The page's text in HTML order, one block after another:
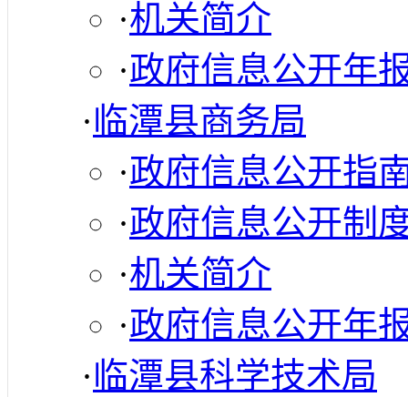
·机关简介
·政府信息公开年
·临潭县商务局
·政府信息公开指
·政府信息公开制
·机关简介
·政府信息公开年
·临潭县科学技术局